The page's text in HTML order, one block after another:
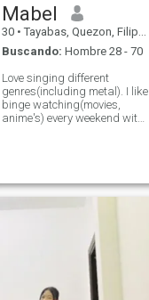
Mabel
30 • Tayabas, Quezon, Filipinas
Buscando: Hombre 28 - 70
Love singing different
genres(including metal). I like
binge watching(movies,
anime's) every weekend with
antiques and thrifts Have a
soft